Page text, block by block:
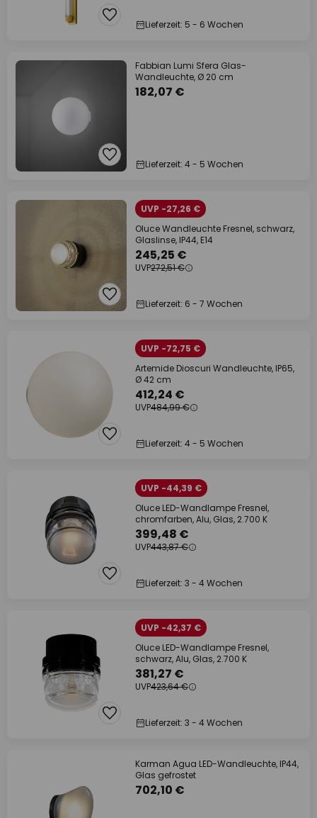
Lieferzeit: 5 - 6 Wochen
Fabbian Lumi Sfera Glas-
Wandleuchte, Ø 20 cm
182,07 €
Lieferzeit: 4 - 5 Wochen
UVP -27,26 €
Oluce Wandleuchte Fresnel, schwarz,
Glaslinse, IP44, E14
245,25 €
UVP272,51 €
Lieferzeit: 6 - 7 Wochen
UVP -72,75 €
Artemide Dioscuri Wandleuchte, IP65,
Ø 42 cm
412,24 €
UVP484,99 €
Lieferzeit: 4 - 5 Wochen
UVP -44,39 €
Oluce LED-Wandlampe Fresnel,
chromfarben, Alu, Glas, 2.700 K
399,48 €
UVP443,87 €
Lieferzeit: 3 - 4 Wochen
UVP -42,37 €
Oluce LED-Wandlampe Fresnel,
schwarz, Alu, Glas, 2.700 K
381,27 €
UVP423,64 €
Lieferzeit: 3 - 4 Wochen
Karman Agua LED-Wandleuchte, IP44,
Glas gefrostet
702,10 €